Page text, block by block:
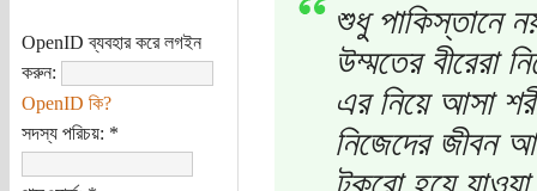
OpenID ব্যবহার করে লগইন
করুন:
OpenID কি?
সদস্য পরিচয়: *
শুধু পাকিস্তানে
উম্মতের বীরেরা
এর নিয়ে আসা
নিজেদের জীবন